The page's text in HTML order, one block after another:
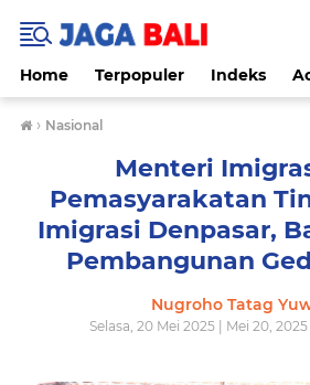
Home Terpopuler Indeks
› Nasional
Menteri
Pemasyarakatan
Imigrasi Denpasar,
Pembangunan
Nugroho Tatag
Selasa, 20 Mei 2025 | Mei 20, 2025